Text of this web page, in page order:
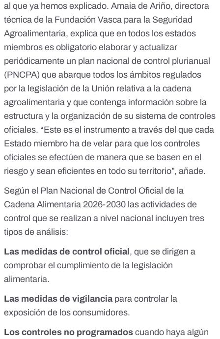
al que ya hemos explicado. Amaia de Ariño, directora
técnica de la Fundación Vasca para la Seguridad
Agroalimentaria, explica que en todos los estados
miembros es obligatorio elaborar y actualizar
periódicamente un plan nacional de control plurianual
(PNCPA) que abarque todos los ámbitos regulados
por la legislación de la Unión relativa a la cadena
agroalimentaria y que contenga información sobre la
estructura y la organización de su sistema de controles
oficiales. “Este es el instrumento a través del que cada
Estado miembro ha de velar para que los controles
oficiales se efectúen de manera que se basen en el
riesgo y sean eficientes en todo su territorio”, añade.
Según el Plan Nacional de Control Oficial de la
Cadena Alimentaria 2026-2030 las actividades de
control que se realizan a nivel nacional incluyen tres
tipos de análisis:
Las medidas de control oficial, que se dirigen a
comprobar el cumplimiento de la legislación
alimentaria.
Las medidas de vigilanciapara controlar la
exposición de los consumidores.
Los controles no programados cuando haya algún